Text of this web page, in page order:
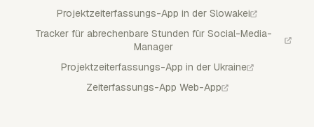
Projektzeiterfassungs-App in der Slowakei
Tracker für abrechenbare Stunden für Social-Media-
Manager
Projektzeiterfassungs-App in der Ukraine
Zeiterfassungs-App Web-App